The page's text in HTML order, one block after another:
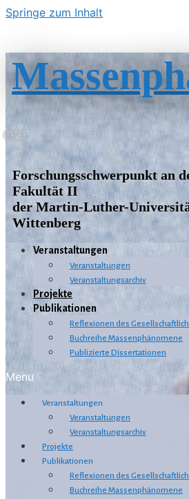
Springe zum Inhalt
Forschungsschwerpunkt an
Fakultät II
der Martin-Luther-
Wittenberg
Veranstaltungen
Veranstaltungen
Veranstaltungsarchiv
Projekte
Publikationen
Reflexionen des
Buchreihe Massenphänomene
Publizierte Dissertationen
Menu
Veranstaltungen
Veranstaltungen
Veranstaltungsarchiv
Projekte
Publikationen
Reflexionen des
Buchreihe Massenphänomene